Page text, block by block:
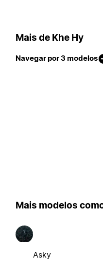
Mais de Khe Hy
Navegar por 3 modelos
Mais modelos
Asky